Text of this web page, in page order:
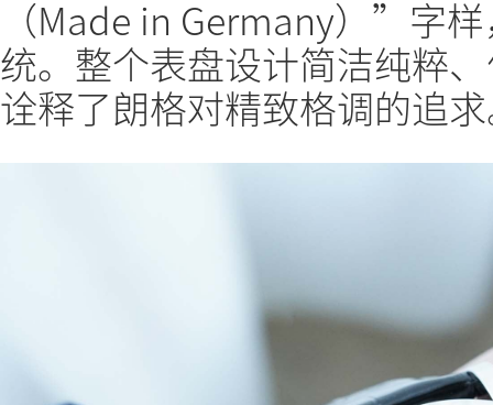
（Made in Germany）”字
统。整个表盘设计简洁纯粹
诠释了朗格对精致格调的追